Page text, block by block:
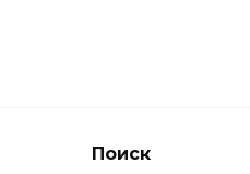
Поиск